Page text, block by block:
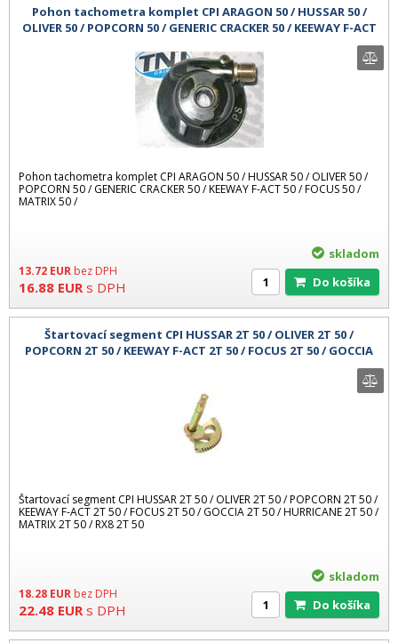
Pohon tachometra komplet CPI ARAGON 50 / HUSSAR 50 /
OLIVER 50 / POPCORN 50 / GENERIC CRACKER 50 / KEEWAY F-ACT
Pohon tachometra komplet CPI ARAGON 50 / HUSSAR 50 / OLIVER 50 /
POPCORN 50 / GENERIC CRACKER 50 / KEEWAY F-ACT 50 / FOCUS 50 /
MATRIX 50 /
13.72 EUR bez DPH
16.88 EUR s DPH
skladom
Do košíka
Štartovací segment CPI HUSSAR 2T 50 / OLIVER 2T 50 /
POPCORN 2T 50 / KEEWAY F-ACT 2T 50 / FOCUS 2T 50 / GOCCIA
Štartovací segment CPI HUSSAR 2T 50 / OLIVER 2T 50 / POPCORN 2T 50 /
KEEWAY F-ACT 2T 50 / FOCUS 2T 50 / GOCCIA 2T 50 / HURRICANE 2T 50 /
MATRIX 2T 50 / RX8 2T 50
18.28 EUR bez DPH
22.48 EUR s DPH
skladom
Do košíka